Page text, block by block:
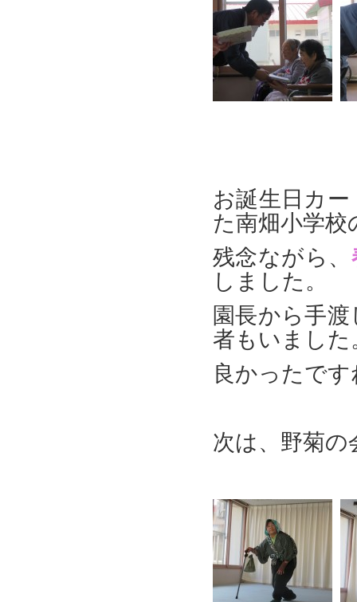
お誕生日カ
た南畑小学校
残念ながら、
しました。
園長から手
者もいました
良かったです
次は、野菊の